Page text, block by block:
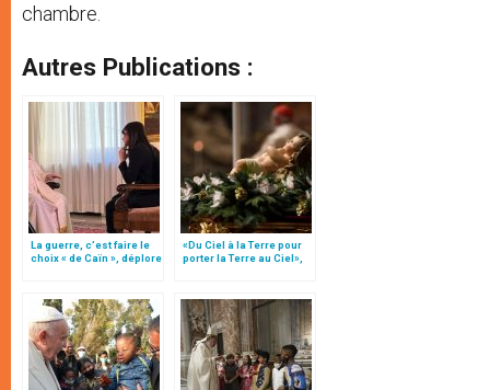
chambre.
Autres Publications :
La guerre, c’est faire le
choix « de Caïn », déplore
«Du Ciel à la Terre pour
porter la Terre au Ciel»,